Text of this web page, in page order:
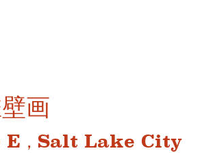
画
E，Salt Lake City